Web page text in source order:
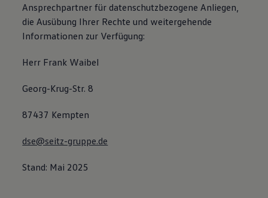
Ansprechpartner für datenschutzbezogene Anliegen,
die Ausübung Ihrer Rechte und weitergehende
Informationen zur Verfügung:
Herr Frank Waibel
Georg-Krug-Str. 8
87437 Kempten
dse@seitz-gruppe.de
Stand: Mai 2025